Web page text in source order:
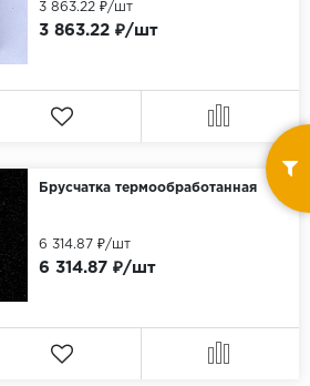
3 863.22 ₽/шт
3 863.22 ₽/шт
Брусчатка термообработанная
6 314.87 ₽/шт
6 314.87 ₽/шт